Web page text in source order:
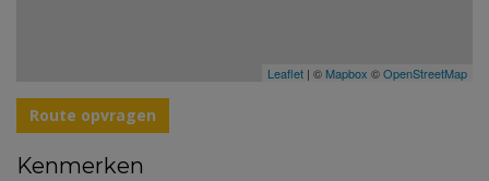
Leaflet | © Mapbox ©OpenStreetMap
Route opvragen
Kenmerken